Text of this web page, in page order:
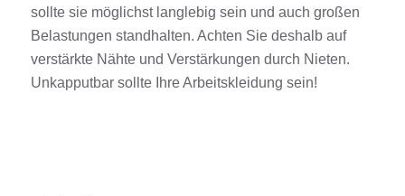
sollte sie möglichst langlebig sein und auch großen
Belastungen standhalten. Achten Sie deshalb auf
verstärkte Nähte und Verstärkungen durch Nieten.
Unkapputbarsollte IhreArbeitskleidung sein!